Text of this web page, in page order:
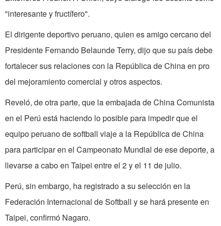
"interesante y fructífero".
El dirigente deportivo peruano, quien es amigo cercano del
Presidente Fernando Belaunde Terry, dijo que su país debe
fortalecer sus relaciones con la República de China en pro
del mejoramiento comercial y otros aspectos.
Reveló, de otra parte, que la embajada de China Comunista
en el Perú está haciendo lo posible para impedir que el
equipo peruano de softball viaje a la República de China
para participar en el Campeonato Mundial de ese deporte, a
llevarse a cabo en Taipei entre el 2 y el 11 de julio.
Perú, sin embargo, ha registrado a su selección en la
Federación Internacional de Softball y se hará presente en
Taipei, confirmó Nagaro.